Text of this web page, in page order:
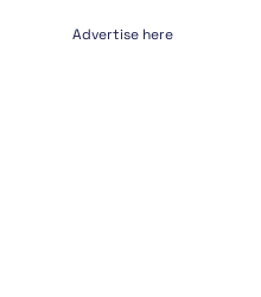
Advertise here